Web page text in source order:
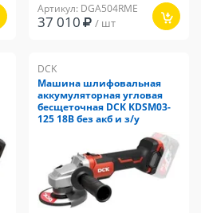
Артикул: DGA504RME
37 010 / шт
DCK
Машина шлифовальная
аккумуляторная угловая
бесщеточная DCK KDSM03-
125 18В без акб и з/у